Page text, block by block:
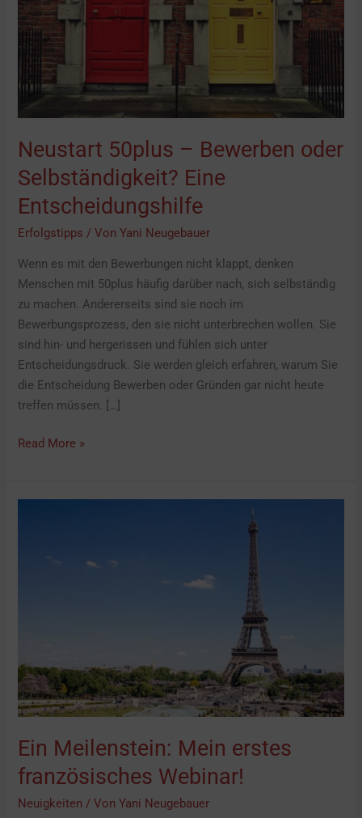
Neustart 50plus – Bewerben oder
Selbständigkeit? Eine
Entscheidungshilfe
Erfolgstipps / VonYani Neugebauer
Wenn es mit den Bewerbungen nicht klappt, denken
Menschen mit 50plus häufig darüber nach, sich selbständig
zu machen. Andererseits sind sie noch im
Bewerbungsprozess, den sie nicht unterbrechen wollen. Sie
sind hin- und hergerissen und fühlen sich unter
Entscheidungsdruck. Sie werden gleich erfahren, warum Sie
die Entscheidung Bewerben oder Gründen gar nicht heute
treffen müssen. […]
Eine
Entscheidungshilfe
Read More »
Ein Meilenstein: Mein erstes
französisches Webinar!
Neuigkeiten / VonYani Neugebauer